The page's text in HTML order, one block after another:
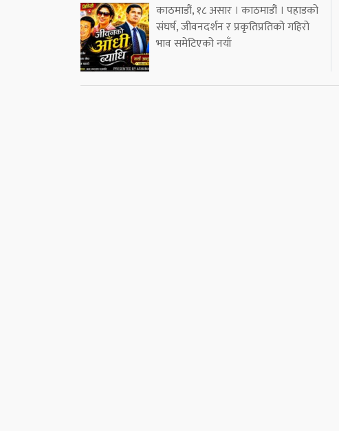
काठमाडौं, १८ असार । काठमाडौं । पहाडको
संघर्ष, जीवनदर्शन र प्रकृतिप्रतिको गहिरो
भाव समेटिएको नयाँ